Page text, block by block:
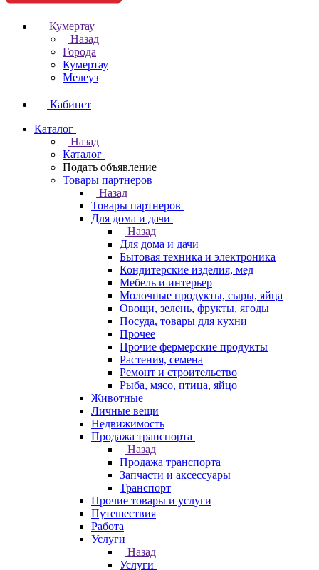
Кумертау
Назад
Города
Кумертау
Мелеуз
Кабинет
Каталог
Назад
Каталог
Подать объявление
Товары партнеров
Назад
Товары партнеров
Для дома и дачи
Назад
Для дома и дачи
Бытовая техника и электроника
Кондитерские изделия, мед
Мебель и интерьер
Молочные продукты, сыры, яйца
Овощи, зелень, фрукты, ягоды
Посуда, товары для кухни
Прочее
Прочие фермерские продукты
Растения, семена
Ремонт и строительство
Рыба, мясо, птица, яйцо
Животные
Личные вещи
Недвижимость
Продажа транспорта
Назад
Продажа транспорта
Запчасти и аксессуары
Транспорт
Прочие товары и услуги
Путешествия
Работа
Услуги
Назад
Услуги